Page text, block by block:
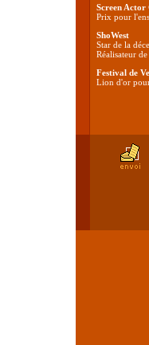
Screen Actor
Prix pour
ShoWest
Star de la
Réalisateur
Festival de
Lion d'or